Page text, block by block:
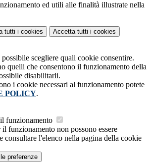
ed utili alle finalità illustrate nella
tutti i cookies Accetta tutti i cookies
possibile scegliere quali cookie consentire.
quelli che consentono il funzionamento della
disabilitarli.
i cookie necessari al funzionamento potete
POLICY.
funzionamento
funzionamento non possono essere
consultare l'elenco nella pagina della cookie
preferenze